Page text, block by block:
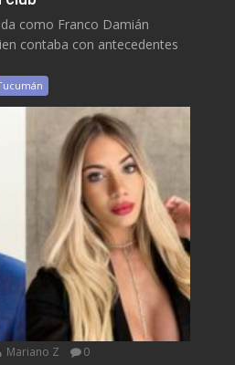
como Franco Damián
contaba con antecedentes
Mariano Z 0